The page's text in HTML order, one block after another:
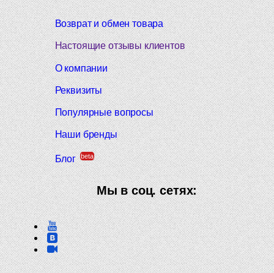
Возврат и обмен товара
Настоящие отзывы клиентов
О компании
Реквизиты
Популярные вопросы
Наши бренды
Блог beta
Мы в соц. сетях: